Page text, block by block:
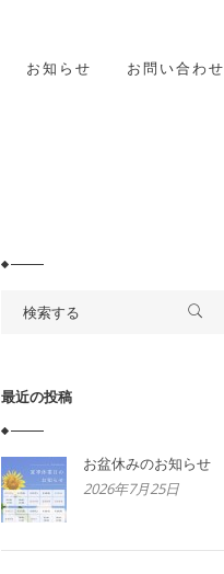
お知らせ お問い合わせ
最近の投稿
お盆休みのお知らせ
2026年7月25日